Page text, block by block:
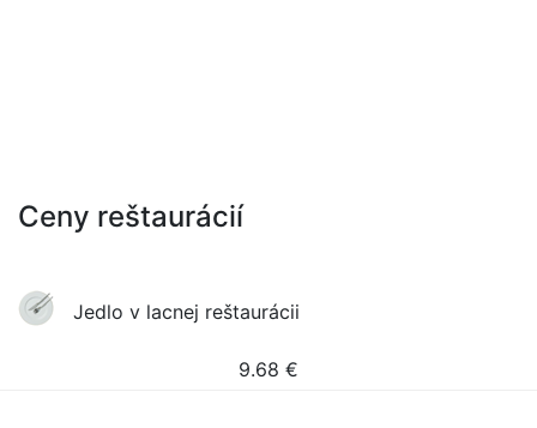
Ceny reštaurácií
Jedlo v lacnej reštaurácii
9.68 €